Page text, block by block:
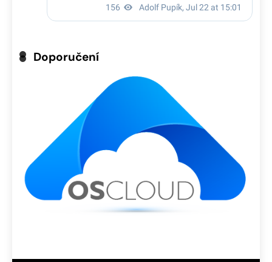
Doporučení